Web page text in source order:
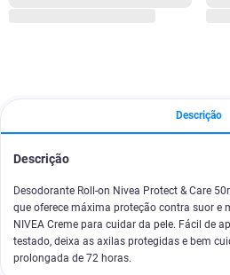
Descrição
Descrição
Desodorante Roll-on Nivea Protect & Care
que oferece máxima proteção contra suor e
NIVEA Creme para cuidar da pele. Fácil de
testado, deixa as axilas protegidas e bem
prolongada de 72 horas.